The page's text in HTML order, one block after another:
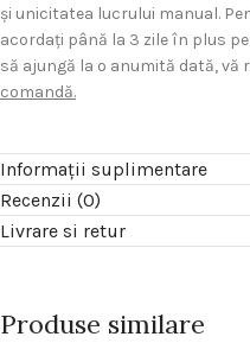
şi unicitatea lucrului manual.
acordați până la 3 zile în plus
să ajungă la o anumită dată, vă
comandă.
Informații suplimentare
Recenzii (0)
Livrare si retur
Produse similare